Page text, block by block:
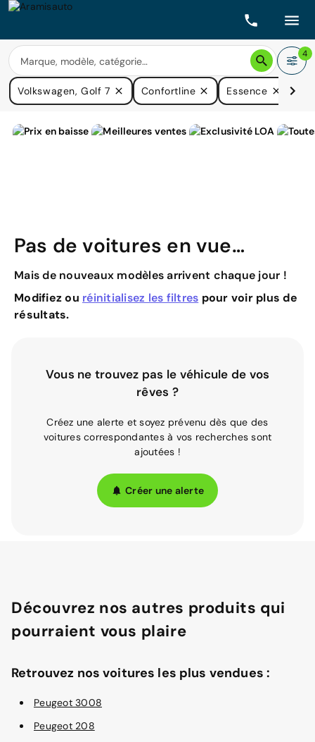
4
Volkswagen, Golf 7 Confortline Essence
Pas de voitures en vue…
Mais de nouveaux modèles arrivent chaque jour !
Modifiez ou réinitialisez les filtres pour voir plus de
résultats.
Vous ne trouvez pas le véhicule de vos
rêves ?
Créez une alerte et soyez prévenu dès que des
voitures correspondantes à vos recherches sont
ajoutées !
Créer une alerte
Découvrez nos autres produits qui
pourraient vous plaire
Retrouvez nos voitures les plus vendues :
Peugeot 3008
Peugeot 208